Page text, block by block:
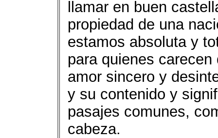
llamar en buen
propiedad de una
estamos absoluta y
para quienes
amor sincero y
y su contenido y
pasajes comunes,
cabeza.